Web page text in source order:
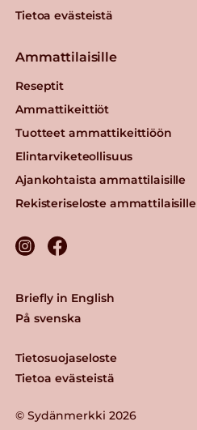
Tietoa evästeistä
Ammattilaisille
Reseptit
Ammattikeittiöt
Tuotteet ammattikeittiöön
Elintarviketeollisuus
Ajankohtaista ammattilaisille
Rekisteriseloste ammattilaisille
© Sydänmerkki 2026
Tietosuojaseloste
Tietoa evästeistä
Briefly in English
På svenska